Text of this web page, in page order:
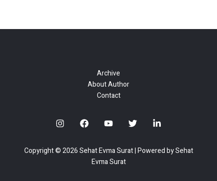
Archive
About Author
Contact
Copyright © 2026 Sehat Evma Surat | Powered by Sehat
Evma Surat